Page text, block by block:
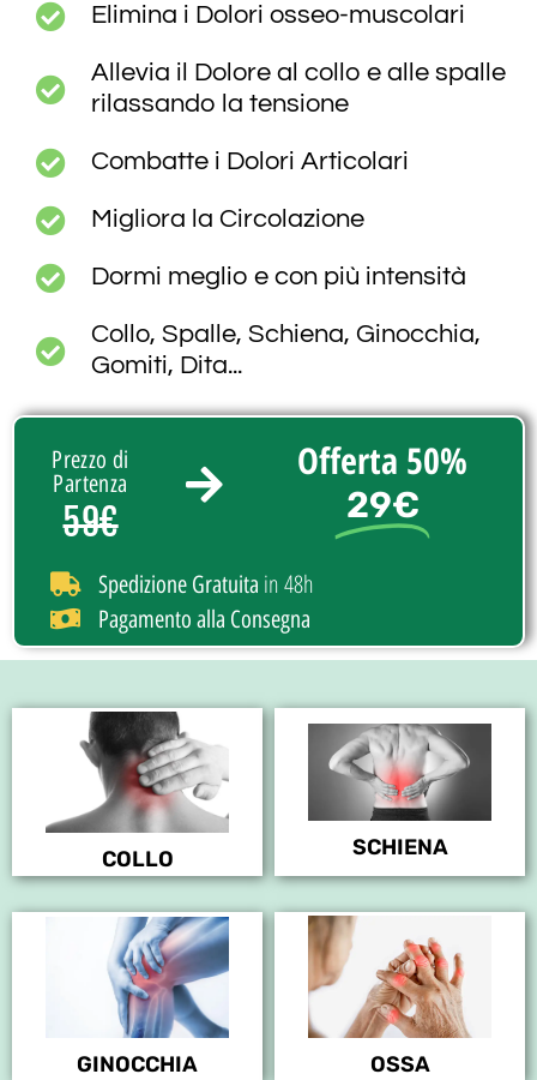
Elimina i Dolori osseo-muscolari
Allevia il Dolore al collo e alle spalle
rilassando la tensione
Combatte i Dolori Articolari
Migliora la Circolazione
Dormi meglio e con più intensità
Collo, Spalle, Schiena, Ginocchia,
Gomiti, Dita...
Prezzo di
Partenza
59€
Offerta 50%
29€
Spedizione Gratuita in 48h
Pagamento alla Consegna
COLLO SCHIENA
GINOCCHIA OSSA